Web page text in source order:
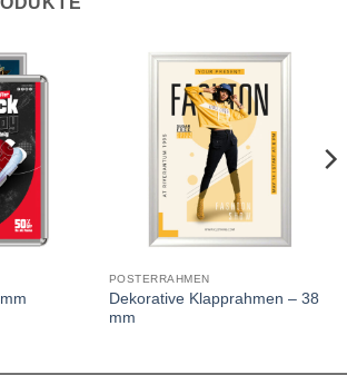
POSTERRAHMEN
Dekorative Klapprahmen – 38
mm